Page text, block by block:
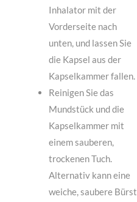
Inhalator mit der
Vorderseite nach
unten, und lassen Sie
die Kapsel aus der
Kapselkammer fallen.
Reinigen Sie das
Mundstück und die
Kapselkammer mit
einem sauberen,
trockenen Tuch.
Alternativ kann eine
weiche, saubere